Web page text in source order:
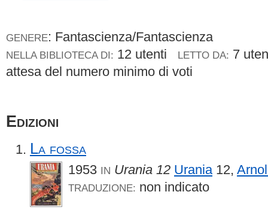
GENERE: Fantascienza/Fantascienza
NELLA BIBLIOTECA DI: 12 utenti LETTO DA: 7
attesa del numero minimo di voti
Edizioni
La fossa
1953 IN Urania 12 Urania 12,
TRADUZIONE: non indicato